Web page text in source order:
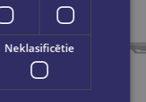
Neklasificētie